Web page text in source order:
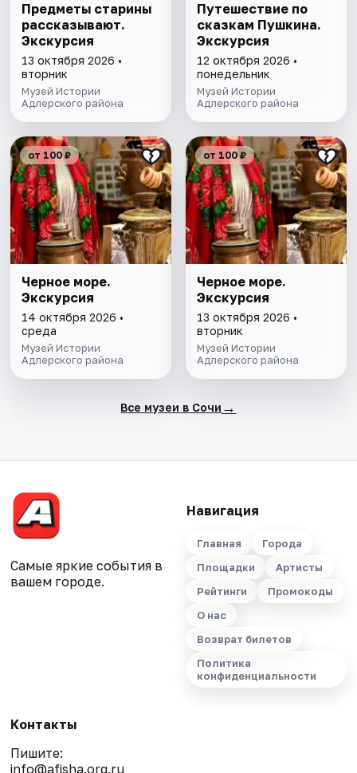
Предметы старины
рассказывают.
Экскурсия
13 октября 2026 •
вторник
Музей Истории
Адлерского района
Путешествие по
сказкам Пушкина.
Экскурсия
12 октября 2026 •
понедельник
Музей Истории
Адлерского района
от 100 ₽
Черное море.
Экскурсия
14 октября 2026 •
среда
Музей Истории
Адлерского района
от 100 ₽
Черное море.
Экскурсия
13 октября 2026 •
вторник
Музей Истории
Адлерского района
Все музеи в Сочи →
Самые яркие события в
вашем городе.
Навигация
Главная
Города
Площадки
Артисты
Рейтинги
Промокоды
О нас
Возврат билетов
Политика
конфиденциальности
Контакты
Пишите:
info@afisha.org.ru